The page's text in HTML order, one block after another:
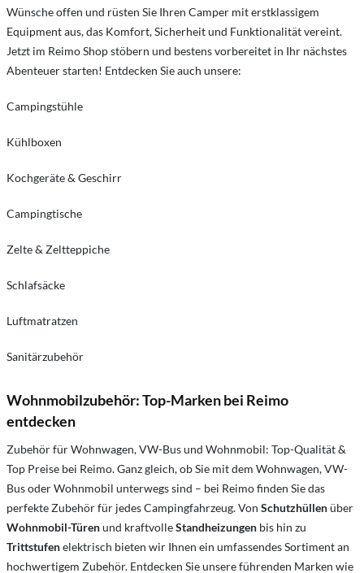
Wünsche offen und rüsten Sie Ihren Camper mit erstklassigem
Equipment aus, das Komfort, Sicherheit und Funktionalität vereint.
Jetzt im Reimo Shop stöbern und bestens vorbereitet in Ihr nächstes
Abenteuer starten! Entdecken Sie auch unsere:
Campingstühle
Kühlboxen
Kochgeräte & Geschirr
Campingtische
Zelte & Zeltteppiche
Schlafsäcke
Luftmatratzen
Sanitärzubehör
Wohnmobilzubehör: Top-Marken bei Reimo
entdecken
Zubehör für Wohnwagen, VW-Bus und Wohnmobil: Top-Qualität &
Top Preise bei Reimo. Ganz gleich, ob Sie mit dem Wohnwagen, VW-
Bus oder Wohnmobil unterwegs sind – bei Reimo finden Sie das
perfekte Zubehör für jedes Campingfahrzeug. Von Schutzhüllenüber
Wohnmobil-Türenund kraftvolleStandheizungen bis hin zu
Trittstufenelektrisch bieten wir Ihnen ein umfassendes Sortiment an
hochwertigem Zubehör. Entdecken Sie unsere führenden Marken wie